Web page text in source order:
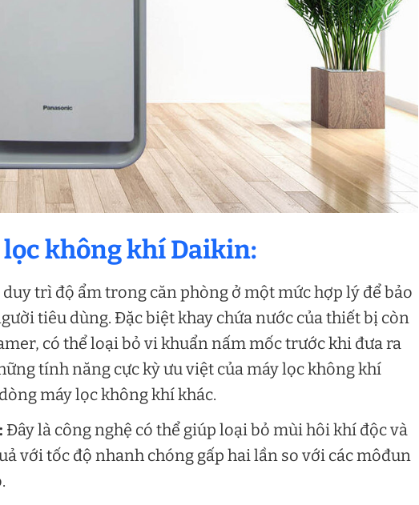
không khí Daikin:
duy trì độ ẩm trong căn phòng ở một mức hợp lý để bảo
tiêu dùng. Đặc biệt khay chứa nước của thiết bị còn
có thể loại bỏ vi khuẩn nấm mốc trước khi đưa ra
tính năng cực kỳ ưu việt của máy lọc không khí
máy lọc không khí khác.
Đây là công nghệ có thể giúp loại bỏ mùi hôi khí độc và
với tốc độ nhanh chóng gấp hai lần so với các môđun